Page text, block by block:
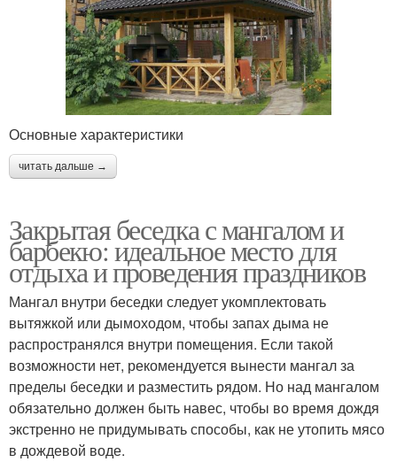
Основные характеристики
читать дальше →
Закрытая беседка с мангалом и
барбекю: идеальное место для
отдыха и проведения праздников
Мангал внутри беседки следует укомплектовать
вытяжкой или дымоходом, чтобы запах дыма не
распространялся внутри помещения. Если такой
возможности нет, рекомендуется вынести мангал за
пределы беседки и разместить рядом. Но над мангалом
обязательно должен быть навес, чтобы во время дождя
экстренно не придумывать способы, как не утопить мясо
в дождевой воде.